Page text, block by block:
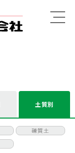
土質別
礫質土